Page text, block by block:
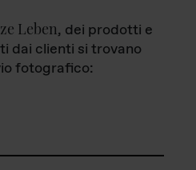
Leben, dei prodotti e
dai clienti si trovano
fotografico: